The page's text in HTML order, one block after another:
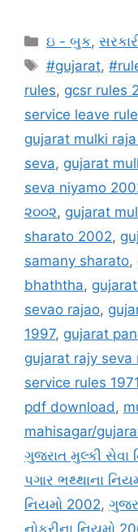
Categories
ઇ - બુક,
Tags
#gujarat,
rules, gcsr rules
service leave
gujarat mulki
seva, gujarat
seva niyamo
૨૦૦૨, gujarat
sharato 2002,
samany sharato,
bhaththa,
sevao rajao,
1997, gujarat
gujarat rajy seva
service rules 1971
pdf download ,
mahisagar/
ગુજરાત મુલ્કી સેવા
પગાર ભથ્થાના
નિયમો 2002,
નોકરીના નિયમો